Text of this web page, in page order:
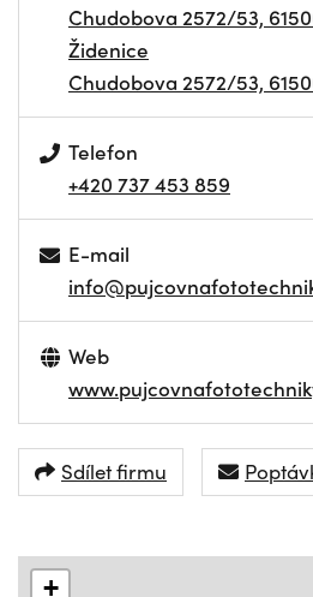
Chudobova 2572/53,
Židenice
Chudobova 2572/53,
Telefon
+420 737 453 859
E-mail
Web
Sdílet firmu
+